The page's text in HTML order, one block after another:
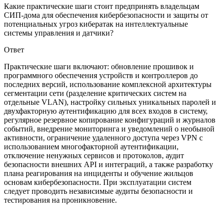
Какие практические шаги стоит предпринять владельцам
СИП-дома для обеспечения кибербезопасности и защиты от
потенциальных угроз кибератак на интеллектуальные
системы управления и датчики?
Ответ
Практические шаги включают: обновление прошивок и
программного обеспечения устройств и контроллеров до
последних версий, использование комплексной архитектуры
сегментации сети (разделение критических систем на
отдельные VLAN), настройку сильных уникальных паролей и
двухфакторную аутентификацию для всех входов в систему,
регулярное резервное копирование конфигураций и журналов
событий, внедрение мониторинга и уведомлений о необыной
активности, ограничение удаленного доступа через VPN с
использованием многофакторной аутентификации,
отключение ненужных сервисов и протоколов, аудит
безопасности внешних API и интеграций, а также разработку
плана реагирования на инциденты и обучение жильцов
основам кибербезопасности. При эксплуатации систем
следует проводить независимые аудиты безопасности и
тестирования на проникновение.